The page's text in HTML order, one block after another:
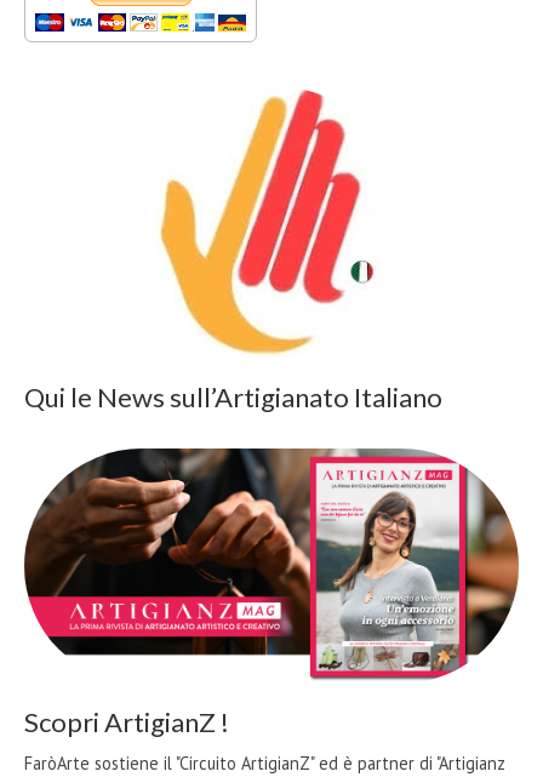
Qui le News sull’Artigianato Italiano
Scopri ArtigianZ !
FaròArte sostiene il "Circuito ArtigianZ" ed è partner di "Artigianz